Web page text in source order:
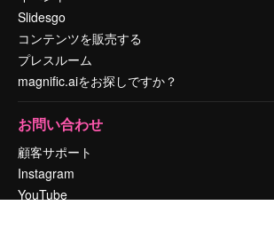
Slidesgo
コンテンツを販売する
プレスルーム
magnific.aiをお探しですか？
お問い合わせ
顧客サポート
Instagram
YouTube